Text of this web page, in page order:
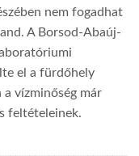
nem fogadhat
A Borsod-Abaúj-
el a fürdőhely
vízminőség már
feltételeinek.